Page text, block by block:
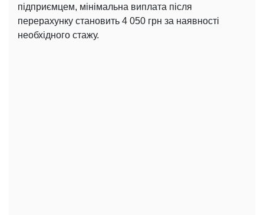
підприємцем, мінімальна виплата після
перерахунку становить 4 050 грн за наявності
необхідного стажу.